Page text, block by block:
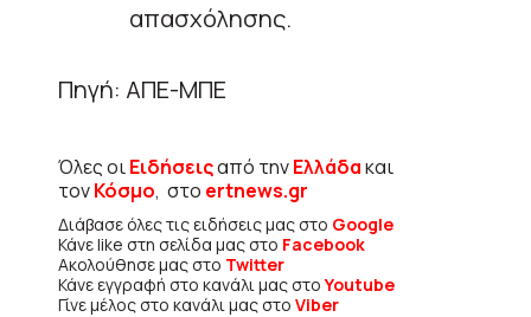
απασχόλησης.
Πηγή: ΑΠΕ-ΜΠΕ
Όλες οιΕιδήσειςαπό τηνΕλλάδακαι
τονΚόσμο, στο ertnews.gr
Διάβασε όλες τις ειδήσεις μας στο Google
Κάνε like στη σελίδα μας στο Facebook
Ακολούθησε μας στο Twitter
Κάνε εγγραφή στο κανάλι μας στοYoutube
Γίνε μέλος στο κανάλι μας στο Viber